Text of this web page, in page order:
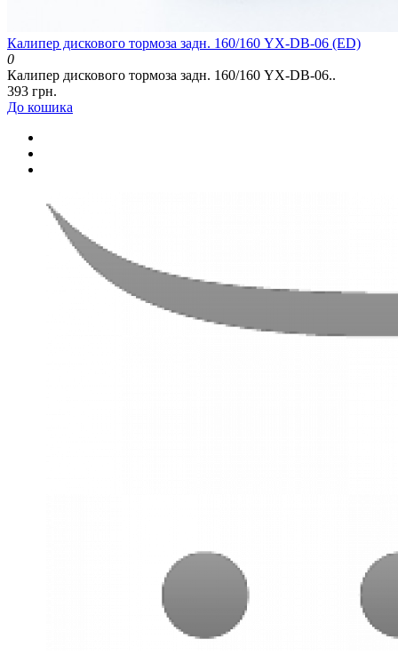
Калипер дискового тормоза задн. 160/160 YX-DB-06 (ED)
0
Калипер дискового тормоза задн. 160/160 YX-DB-06..
393 грн.
До кошика